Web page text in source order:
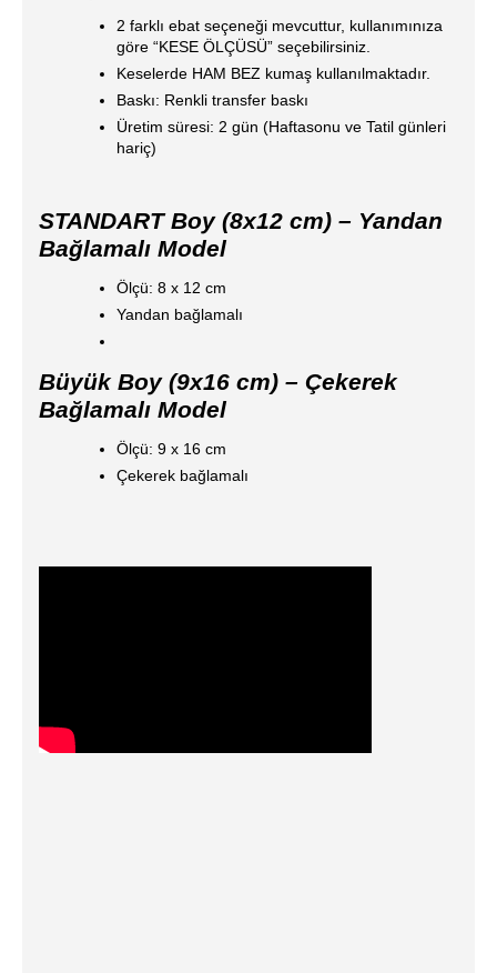
2 farklı ebat seçeneği mevcuttur, kullanımınıza
göre “KESE ÖLÇÜSÜ” seçebilirsiniz.
Keselerde HAM BEZ kumaş kullanılmaktadır.
Baskı: Renkli transfer baskı
Üretim süresi: 2 gün (Haftasonu ve Tatil günleri
hariç)
STANDART Boy (8x12 cm) – Yandan
Bağlamalı Model
Ölçü: 8 x 12 cm
Yandan bağlamalı
Büyük Boy (9x16 cm) – Çekerek
Bağlamalı Model
Ölçü: 9 x 16 cm
Çekerek bağlamalı